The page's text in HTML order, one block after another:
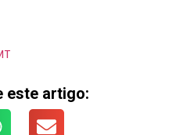
este artigo: